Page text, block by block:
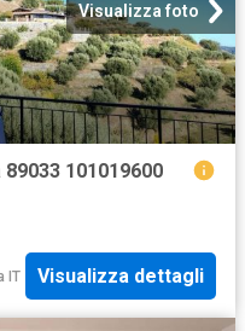
Visualizza foto
101019600
IT Visualizza dettagli